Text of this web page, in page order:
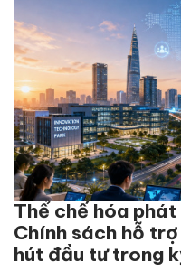
Thể chế hóa
Chính sách hỗ
hút đầu tư trong